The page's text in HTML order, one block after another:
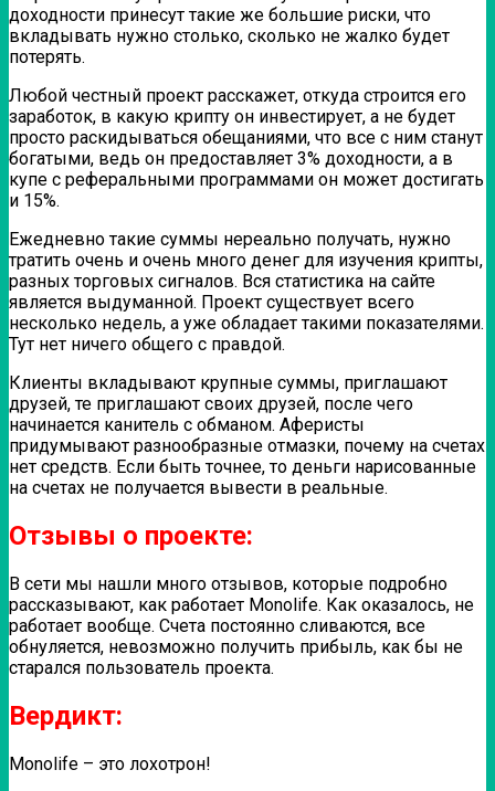
доходности принесут такие же большие риски, что
вкладывать нужно столько, сколько не жалко будет
потерять.
Любой честный проект расскажет, откуда строится его
заработок, в какую крипту он инвестирует, а не будет
просто раскидываться обещаниями, что все с ним станут
богатыми, ведь он предоставляет 3% доходности, а в
купе с реферальными программами он может достигать
и 15%.
Ежедневно такие суммы нереально получать, нужно
тратить очень и очень много денег для изучения крипты,
разных торговых сигналов. Вся статистика на сайте
является выдуманной. Проект существует всего
несколько недель, а уже обладает такими показателями.
Тут нет ничего общего с правдой.
Клиенты вкладывают крупные суммы, приглашают
друзей, те приглашают своих друзей, после чего
начинается канитель с обманом. Аферисты
придумывают разнообразные отмазки, почему на счетах
нет средств. Если быть точнее, то деньги нарисованные
на счетах не получается вывести в реальные.
Отзывы о проекте:
В сети мы нашли много отзывов, которые подробно
рассказывают, как работает Monolife. Как оказалось, не
работает вообще. Счета постоянно сливаются, все
обнуляется, невозможно получить прибыль, как бы не
старался пользователь проекта.
Вердикт:
Monolife – это лохотрон!